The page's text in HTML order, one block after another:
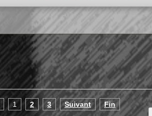
1 2 3 Suivant
Fin